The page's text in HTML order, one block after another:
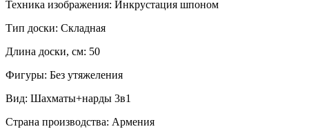
Техника изображения: Инкрустация шпоном
Тип доски: Складная
Длина доски, см: 50
Фигуры: Без утяжеления
Вид: Шахматы+нарды 3в1
Страна производства: Армения